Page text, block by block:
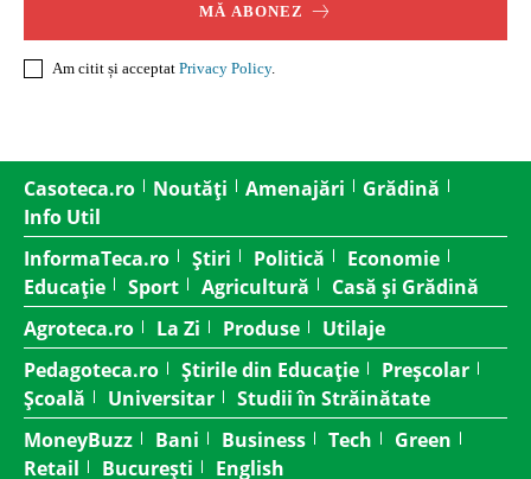
MĂ ABONEZ
Am citit și acceptat Privacy Policy.
Casoteca.ro Noutăți Amenajări
Grădină
Info Util
InformaTeca.ro
Știri Politică
Economie
Educație
Sport Agricultură
Casă și Grădină
Agroteca.ro
La Zi Produse
Utilaje
Pedagoteca.ro
Știrile din Educație
Preșcolar
Școală
Universitar
Studii în Străinătate
MoneyBuzz
Bani Business Tech
Green
Retail
București English